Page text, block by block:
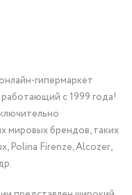
гипермаркет
с 1999 года!
мировых брендов, таких
Polina Firenze, Alcozer,